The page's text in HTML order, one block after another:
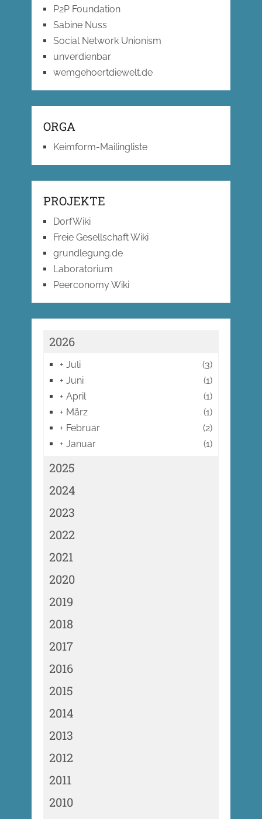
P2P Foundation
Sabine Nuss
Social Network Unionism
unverdienbar
wemgehoertdiewelt.de
ORGA
Keimform-Mailingliste
PROJEKTE
DorfWiki
Freie Gesellschaft Wiki
grundlegung.de
Laboratorium
Peerconomy Wiki
2026
+ Juli
(3)
+ Juni
(1)
+ April
(1)
+ März
(1)
+ Februar
(2)
+ Januar (1)
2025
2024
2023
2022
2021
2020
2019
2018
2017
2016
2015
2014
2013
2012
2011
2010